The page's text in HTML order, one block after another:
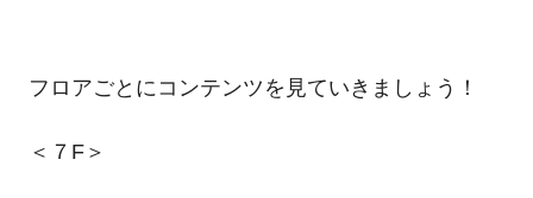
フロアごとにコンテンツを見ていきましょう！
＜７F＞